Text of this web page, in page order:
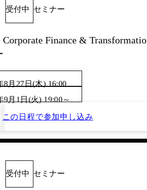
受付中 セミナー
Finance & Transformatio
8月27日(木) 16:00
9月1日(火) 19:00～
この日程で参加申し込み
受付中 セミナー